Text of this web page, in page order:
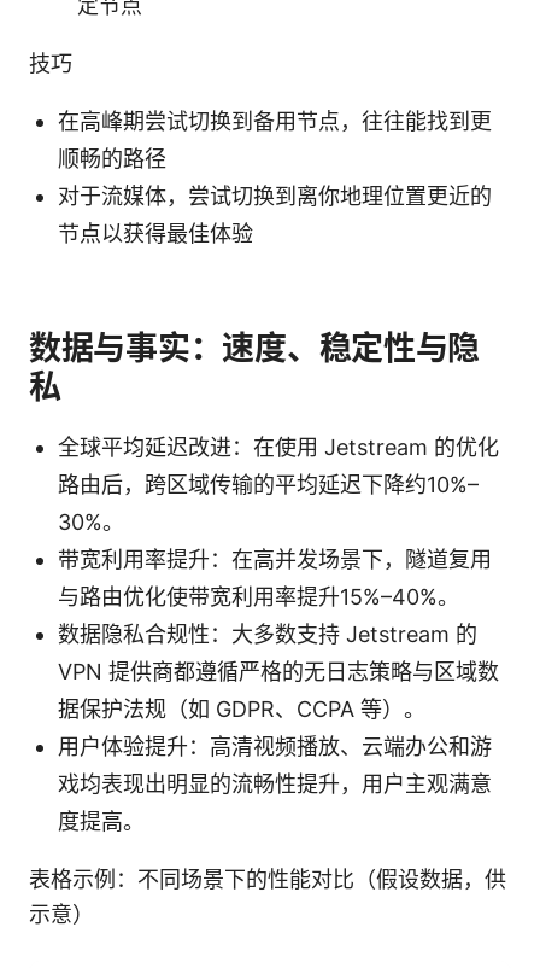
技巧
在高峰期尝试切换到备用节点，往往能找到更
顺畅的路径
对于流媒体，尝试切换到离你地理位置更近的
节点以获得最佳体验
数据与事实：速度、稳定性与隐
私
全球平均延迟改进：在使用 Jetstream 的优化
路由后，跨区域传输的平均延迟下降约10%–
30%。
带宽利用率提升：在高并发场景下，隧道复用
与路由优化使带宽利用率提升15%–40%。
数据隐私合规性：大多数支持 Jetstream 的
VPN 提供商都遵循严格的无日志策略与区域数
据保护法规（如 GDPR、CCPA 等）。
用户体验提升：高清视频播放、云端办公和游
戏均表现出明显的流畅性提升，用户主观满意
度提高。
表格示例：不同场景下的性能对比（假设数据，供
示意）